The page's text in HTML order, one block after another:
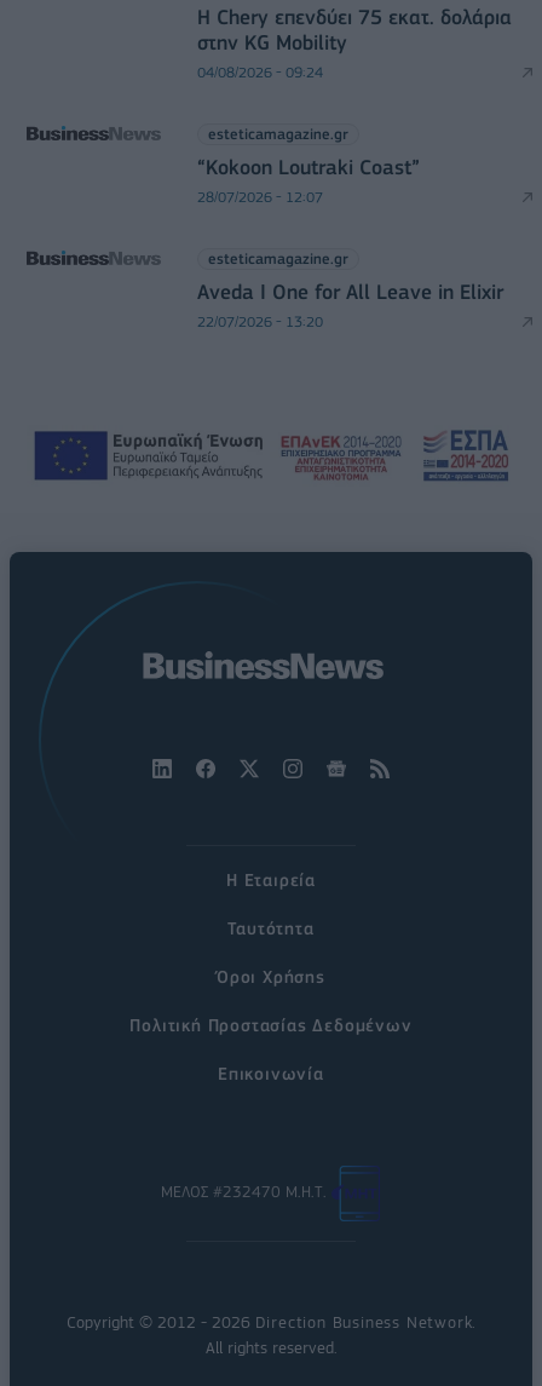
Η Chery επενδύει 75 εκατ. δολάρια
στην KG Mobility
04/08/2026 - 09:24
esteticamagazine.gr
“Kokoon Loutraki Coast”
28/07/2026 - 12:07
esteticamagazine.gr
Aveda I One for All Leave in Elixir
22/07/2026 - 13:20
Η Εταιρεία
Ταυτότητα
Όροι Χρήσης
Πολιτική Προστασίας Δεδομένων
Επικοινωνία
ΜΕΛΟΣ #232470 Μ.Η.Τ.
Copyright © 2012 - 2026 Direction Business Network.
All rights reserved.